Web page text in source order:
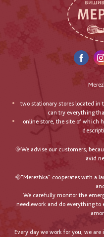
two stationary stores located in
can try everything
online store, the site of which
🌞We advise our customers,
avid
🌞"Merezhka" cooperates with a
We carefully monitor the
needlework and do everything to
Every day we work for you, we